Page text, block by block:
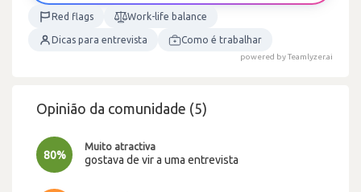
Red flags Work-life balance
Dicas para entrevista Como é trabalhar
powered by Teamlyzer.ai
Opinião da comunidade (5)
80%
Muito atractiva
gostava de vir a uma entrevista